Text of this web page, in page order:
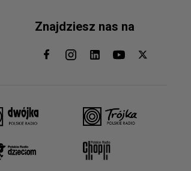
Znajdziesz nas na